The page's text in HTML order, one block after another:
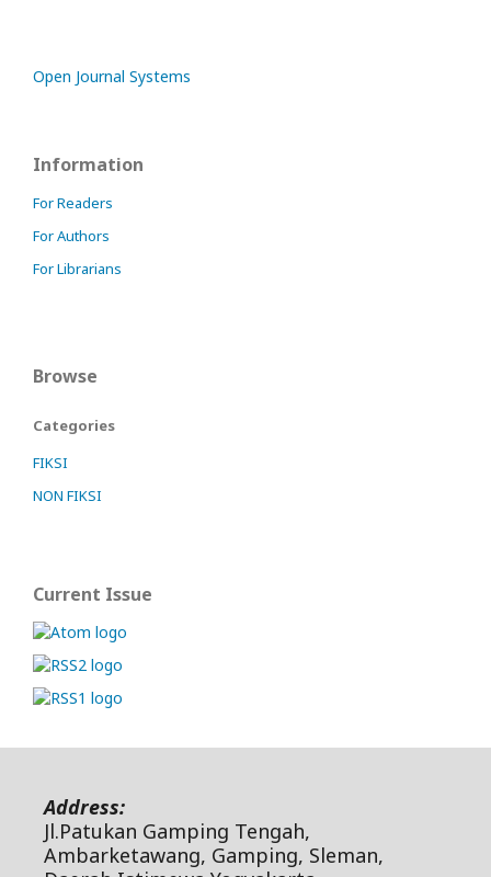
Open Journal Systems
Information
For Readers
For Authors
For Librarians
Browse
Categories
FIKSI
NON FIKSI
Current Issue
Address:
Jl.Patukan Gamping Tengah,
Ambarketawang, Gamping, Sleman,